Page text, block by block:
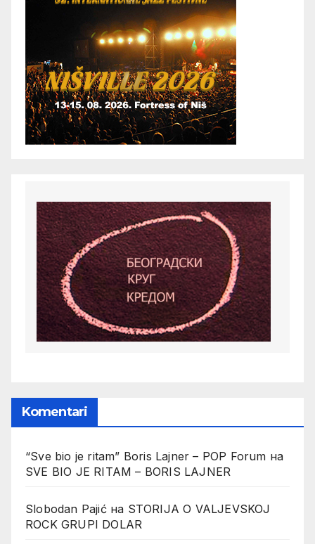
Komentari
“Sve bio je ritam” Boris Lajner – POP Forum на
SVE BIO JE RITAM – BORIS LAJNER
Slobodan Pajićна STORIJA O VALJEVSKOJ
ROCK GRUPI DOLAR